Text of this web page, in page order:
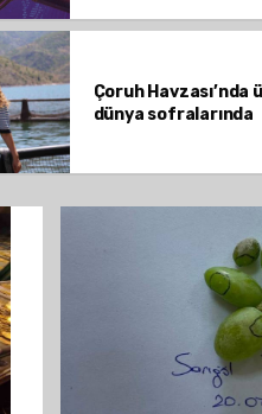
Çoruh
dünya sofralarında